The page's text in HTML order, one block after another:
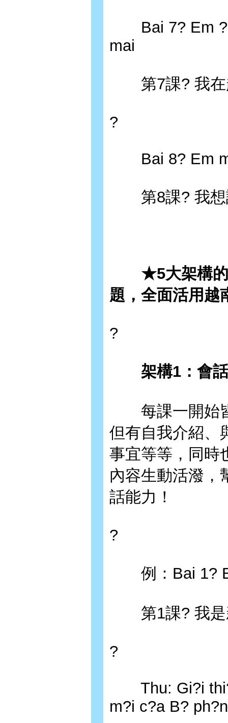
Bai 7? Em
mai
第7課? 我在
?
Bai 8? Em
第8課? 我想
★5大架構的
題，全面活用越
?
架構1：會話
每課一開始皆
但有自我介紹、
事宜等等，同時
內容生動活潑，
話能力！
?
例：Bai 1?
第1課? 我是
?
Thu: Gi?i
m?i c?a B?